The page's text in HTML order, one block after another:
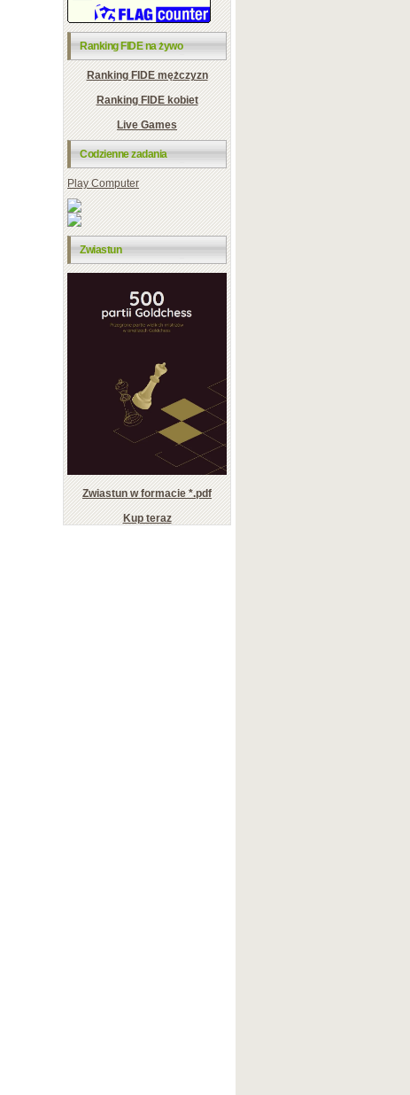
Ranking FIDE na żywo
Ranking FIDE mężczyzn
Ranking FIDE kobiet
Live Games
Codzienne zadania
Play Computer
Zwiastun
Zwiastun w formacie *.pdf
Kup teraz